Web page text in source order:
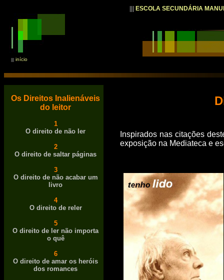
ESCOLA SECUNDÁRIA
início
Os Direitos Inalienáveis
do leitor
1
O direito de não ler
2
O direito de saltar páginas
3
O direito de não acabar um
livro
4
O direito de reler
5
O direito de ler não importa
o quê
6
O direito de amar os heróis
dos romances
Inspirados nas citações
exposição na Mediateca e